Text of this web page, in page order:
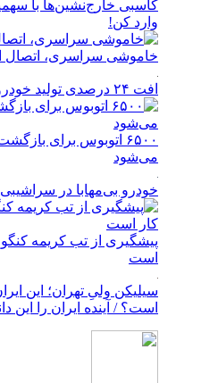
وارد کن!
خاموشی سراسری، اتصال
افت ۲۴ درصدی تولید خودرو در کشور
۶۵۰۰ اتوبوس برای
می‌شود
خودرو بی‌مهابا در
پیشگیری از تب کریمه
است
است؟ / آینده ایران را